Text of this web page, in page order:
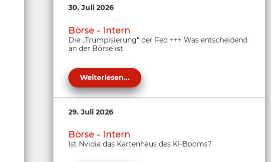
30. Juli 2026
Börse - Intern
Die „Trumpisierung“ der Fed +++ Was entscheidend
an der Börse ist
Weiterlesen...
29. Juli 2026
Börse - Intern
Ist Nvidia das Kartenhaus des KI-Booms?